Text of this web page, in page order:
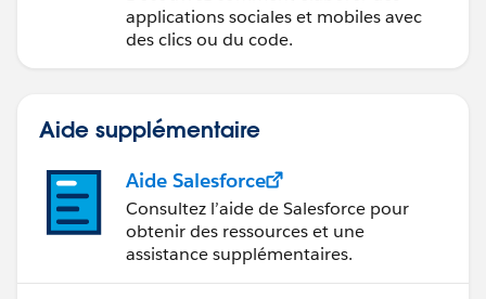
Platform
applications sociales et mobiles avec
des clics ou du code.
Aide supplémentaire
Aide Salesforce
Consultez l’aide de Salesforce pour
obtenir des ressources et une
assistance supplémentaires.